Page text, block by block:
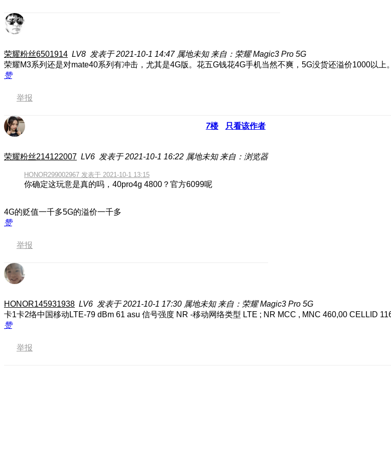
荣耀粉丝6501914 LV8 发表于 2021-10-1 14:47 属地未知 来自：荣耀 Magic3 Pro 5G
荣耀M3系列还是对mate40系列有冲击，尤其是4G版。花五G钱花4G手机当然不爽，5G没货还溢价1000以上
赞
举报
7楼 只看该作者
荣耀粉丝214122007 LV6 发表于 2021-10-1 16:22 属地未知 来自：浏览器
HONOR299002967 发表于 2021-10-1 13:15
你确定这玩意是真的吗，40pro4g 4800？官方6099呢
4G的贬值一千多5G的溢价一千多
赞
举报
HONOR145931938 LV6 发表于 2021-10-1 17:30 属地未知 来自：荣耀 Magic3 Pro 5G
卡1卡2络中国移动LTE-79 dBm 61 asu 信号强度 NR -移动网络类型 LTE ; NR MCC , MNC 460,00 CELLID
赞
举报